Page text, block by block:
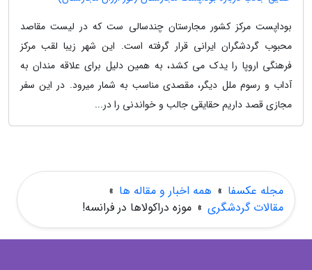
بوداپست مرکز کشور مجارستان چندسالی ست که در لیست مقاصد
محبوب گردشگران ایرانی قرار گرفته است. این شهر زیبا لقب مرکز
فرهنگی اروپا را یدک می کشد، به همین دلیل برای علاقه مندان به
آداب و رسوم ملل دیگر، مقصدی مناسب به شمار میرود. در این سفر
مجازی قصد داریم حقایقی جالب و خواندنی را در...
مجله عکسفا » همه اخبار و مقاله ها »
مقالات گردشگری » موزه دراکولاها در فرانسه!